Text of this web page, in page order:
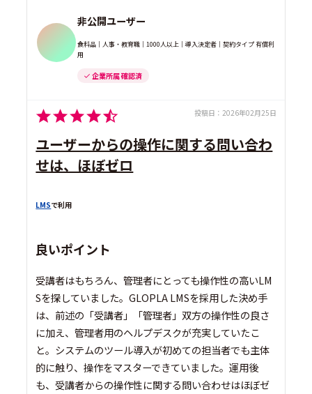
非公開ユーザー
食料品｜人事・教育職｜1000人以上｜導入決定者｜契約タイプ 有償利
用
企業所属 確認済
投稿日： 2026年02月25日
ユーザーからの操作に関する問い合わ
せは、ほぼゼロ
LMSで利用
良いポイント
受講者はもちろん、管理者にとっても操作性の高いLM
Sを探していました。GLOPLA LMSを採用した決め手
は、前述の「受講者」「管理者」双方の操作性の良さ
に加え、管理者用のヘルプデスクが充実していたこ
と。システムのツール導入が初めての担当者でも主体
的に触り、操作をマスターできていました。運用後
も、受講者からの操作性に関する問い合わせはほぼゼ